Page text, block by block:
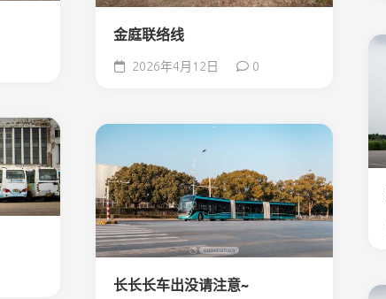
金庭联络线
2026年4月12日 0
长长长车出没请注意~